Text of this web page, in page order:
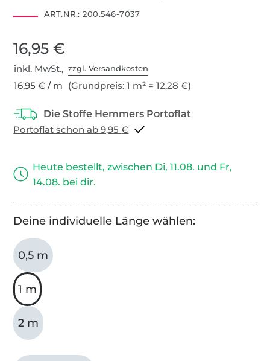
ART.NR.: 200.546-7037
16,95 €
inkl. MwSt.,zzgl. Versandkosten
16,95 € / m (Grundpreis: 1 m² = 12,28 €)
Portoflat schon ab 9,95 €
Heute bestellt, zwischen Di, 11.08. und Fr,
14.08. bei dir.
Deine individuelle Länge wählen:
0,5 m
1 m
2 m